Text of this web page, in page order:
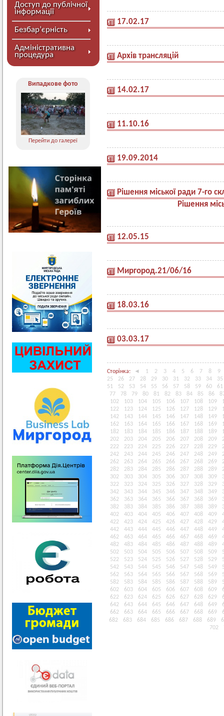
Доступ до публічної
інформації
Безбар’єрність
Адміністративна
процедура
Випадкове фото
Перейти до галереї
17.02.17
Архів трансляцій
14.02.17
11.10.16
19.09.2014
Рішення міської ради 7-го
Рішення
12.05.15
Миргород.21/06/16
18.03.16
03.03.17
Сторінка: ◄ 1 2 3 4 5 6 7 8
9
25
26 27 28 29 30 31 32 33 34
35
51
52 53 54 55 56 57 58 59 60
61
77
78 79 80 81 82 83 84 85 86
102
103 104 105 106 107 108 109
122
123 124 125 126 127 128 129
142
143 144 145 146 147 148 149
162
163 164 165 166 167 168 169
182
183 184 185 186 187 188 189
202
203 204 205 206 207 208 209
222
223 224 225 226 227 228 229
242
243 244 245 246 247 248 249
262
263 264 265 266 267 268 269
282
283 284 285 286 287 288 289
302
303 304 305 306 307 308 309
322
323 324 325 326 327 328 329
342
343 344 345 346 347 348 349
362
363 364 365 366 367 368 369
382
383 384 385 386 387 388 389
402
403 404 405 406 407 408 409
422
423 424 425 426 427 428 429
442
443 444 445 446 447 448 449
462
463 464 465 466 467 468 469
482
483 484 485 486 487 488 489
502
503 504 505 506 507 508 509
522
523 524 525 526 527 528 529
542
543 544 545 546 547 548 549
562
563 564 565 566 567 568 569
582
583 584 585 586 587 588 589
602
603 604 605 606 607 608 609
622
623 624 625 626 627 628 629
642
643 644 645 646 647 648 649
662
663 664 665 666 667 668 669
682
683 684 685 686 687 688 689
702